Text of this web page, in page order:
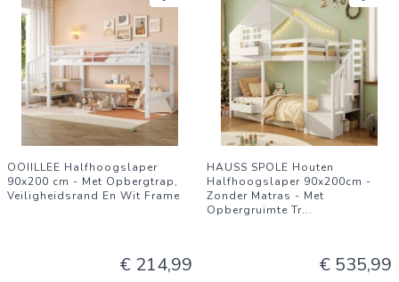
OOIILLEE Halfhoogslaper
90x200 cm - Met Opbergtrap,
Veiligheidsrand En Wit Frame
€ 214,99
HAUSS SPOLE Houten
Halfhoogslaper 90x200cm -
Zonder Matras - Met
Opbergruimte Tr...
€ 535,99